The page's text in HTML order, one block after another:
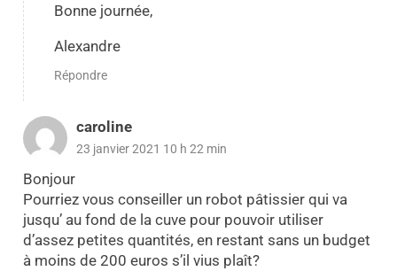
Bonne journée,
Alexandre
Répondre
caroline
23 janvier 2021 10 h 22 min
Bonjour
Pourriez vous conseiller un robot pâtissier qui va
jusqu’ au fond de la cuve pour pouvoir utiliser
d’assez petites quantités, en restant sans un budget
à moins de 200 euros s’il vius plaît?